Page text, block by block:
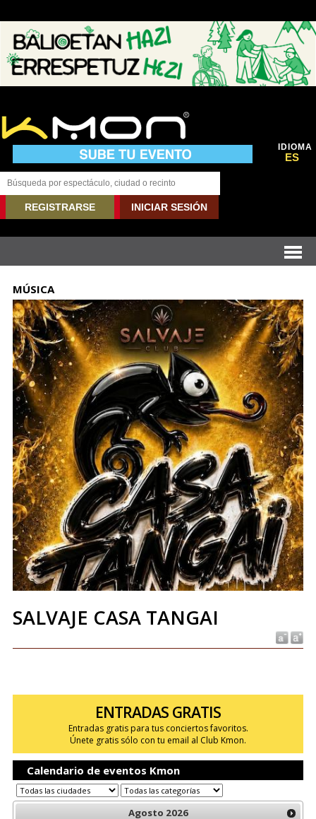
IDIOMA
ES
REGISTRARSE INICIAR SESIÓN
MÚSICA
SALVAJE CASA TANGAI
ENTRADAS GRATIS
Entradas gratis para tus conciertos favoritos.
Únete gratis sólo con tu email al Club Kmon.
Calendario de eventos Kmon
Agosto 2026